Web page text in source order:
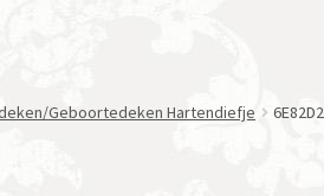
Geboortedeken Hartendiefje